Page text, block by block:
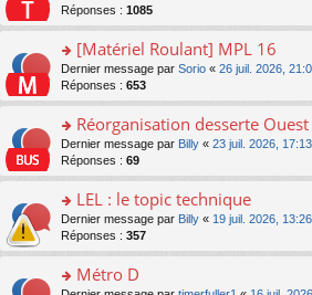
ré
nt
o
le
pl
u
s
ré
c
e
a
g
e
n
o
le
pl
u
s
ré
c
e
le
s
s
a
g
e
n
o
le
pl
u
s
ré
c
n
s
ult
er
le
m
e
s
s
a
g
n
o
n
lu
le
pl
Réponses : 1085
o
n
s
ult
er
le
m
e
s
s
a
g
n
[Matériel Roulant] MPL 16
Dernier message par Sorio « 26 juil. 2026,
Réponses : 653
o
n
s
ult
er
le
m
e
s
Réorganisation desserte
Dernier message par Billy « 23 juil. 2026, 17:13
Réponses : 69
o
n
s
ult
er
LEL : le topic technique
Dernier message par Billy « 19 juil. 2026, 13:26
Réponses : 357
Métro D